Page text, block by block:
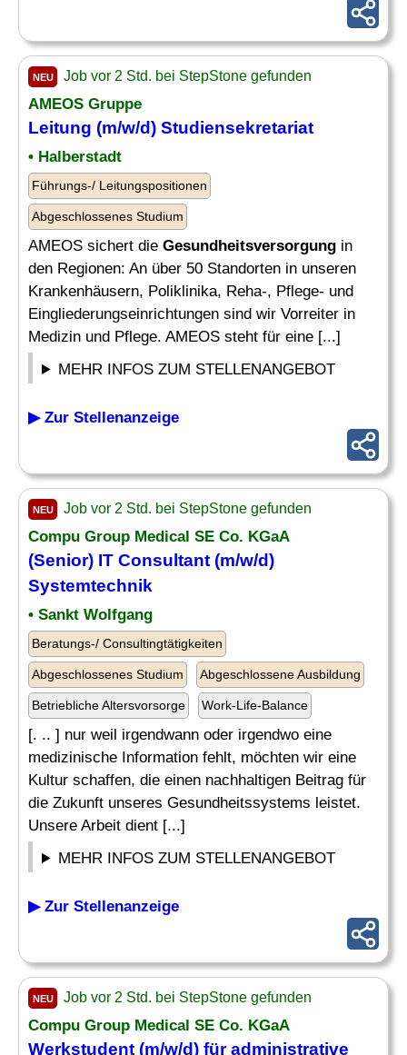
NEU Job vor 2 Std. bei StepStone gefunden
AMEOS Gruppe
Leitung (m/w/d) Studiensekretariat
• Halberstadt
Führungs-/ Leitungspositionen
Abgeschlossenes Studium
AMEOS sichert die Gesundheitsversorgung in
den Regionen: An über 50 Standorten in unseren
Krankenhäusern, Poliklinika, Reha-, Pflege- und
Eingliederungseinrichtungen sind wir Vorreiter in
Medizin und Pflege. AMEOS steht für eine [...]
MEHR INFOS ZUM STELLENANGEBOT
▶ Zur Stellenanzeige
NEU Job vor 2 Std. bei StepStone gefunden
Compu Group Medical SE Co. KGaA
(Senior) IT Consultant (m/w/d)
Systemtechnik
• Sankt Wolfgang
Beratungs-/ Consultingtätigkeiten
Abgeschlossenes Studium Abgeschlossene Ausbildung
Betriebliche Altersvorsorge Work-Life-Balance
[. .. ] nur weil irgendwann oder irgendwo eine
medizinische Information fehlt, möchten wir eine
Kultur schaffen, die einen nachhaltigen Beitrag für
die Zukunft unseres Gesundheitssystems leistet.
Unsere Arbeit dient [...]
MEHR INFOS ZUM STELLENANGEBOT
▶ Zur Stellenanzeige
NEU Job vor 2 Std. bei StepStone gefunden
Compu Group Medical SE Co. KGaA
Werkstudent (m/w/d) für administrative